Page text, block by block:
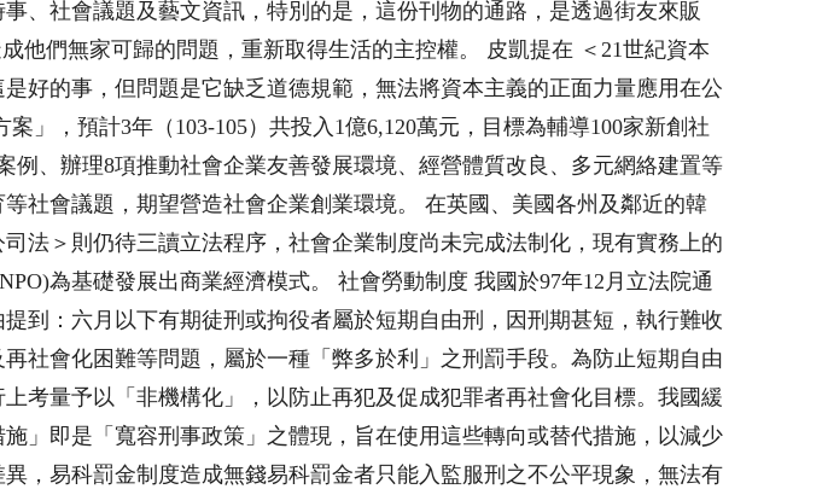
、社會議題及藝文資訊，特別的是，這份刊物的通路，是透過街友來販
他們無家可歸的問題，重新取得生活的主控權。 皮凱提在 ＜21世紀資本
好的事，但問題是它缺乏道德規範，無法將資本主義的正面力量應用在公
」，預計3年（103-105）共投入1億6,120萬元，目標為輔導100家新創社
、辦理8項推動社會企業友善發展環境、經營體質改良、多元網絡建置等
社會議題，期望營造社會企業創業環境。 在英國、美國各州及鄰近的韓
法＞則仍待三讀立法程序，社會企業制度尚未完成法制化，現有實務上的
為基礎發展出商業經濟模式。 社會勞動制度 我國於97年12月立法院通
到：六月以下有期徒刑或拘役者屬於短期自由刑，因刑期甚短，執行難收
社會化困難等問題，屬於一種「弊多於利」之刑罰手段。為防止短期自由
考量予以「非機構化」，以防止再犯及促成犯罪者再社會化目標。我國緩
」即是「寬容刑事政策」之體現，旨在使用這些轉向或替代措施，以減少
，易科罰金制度造成無錢易科罰金者只能入監服刑之不公平現象，無法有